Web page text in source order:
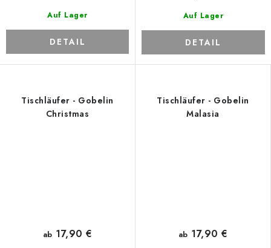
Auf Lager
DETAIL
Auf Lager
DETAIL
Tischläufer - Gobelin
Christmas
ab 17,90 €
Tischläufer - Gobelin
Malasia
ab 17,90 €